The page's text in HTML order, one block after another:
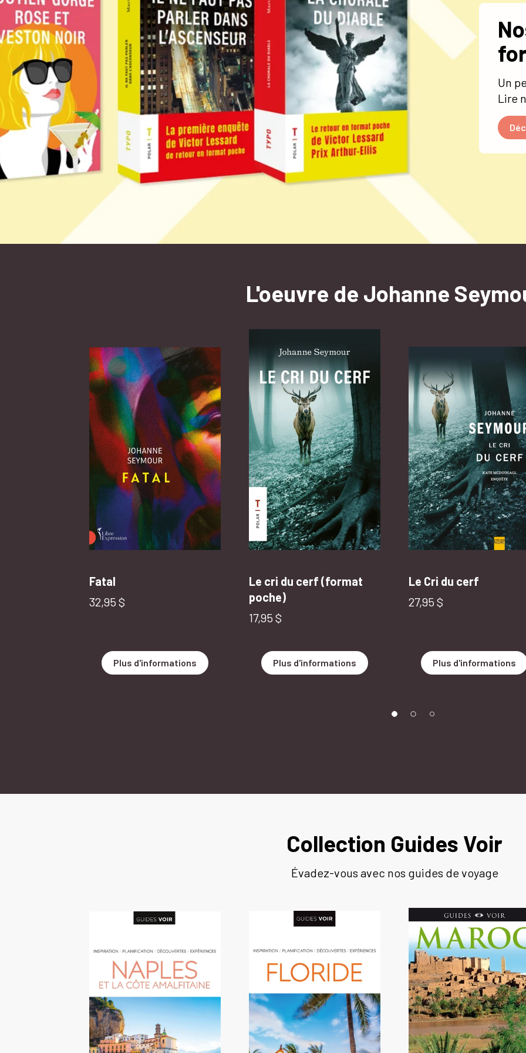
Un
Lire
L'oeuvre de Johanne
Fatal
Prix normal
32,95 $
Plus d'informations
Le cri du cerf (format
poche)
Prix normal
17,95 $
Plus d'informations
Le Cri du cerf
Prix normal
27,95 $
Plus d'informations
Collection Guides Voir
Évadez-vous avec nos guides de voyage
Passer ce carrousel